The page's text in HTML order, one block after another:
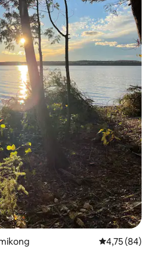
4,75 de uma
4,75 (84)